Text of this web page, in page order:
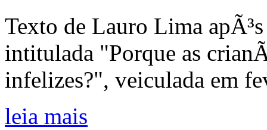
Texto de Lauro Lima
intitulada "Porque as
infelizes?", veiculada em
leia mais